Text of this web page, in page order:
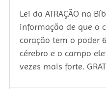
Lei da ATRAÇÃO na
informação de que o
coração tem o poder
cérebro e o campo
vezes mais forte.